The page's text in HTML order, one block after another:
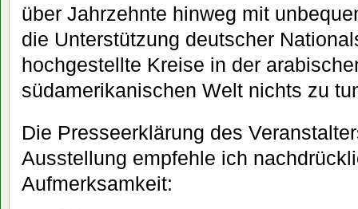
über Jahrzehnte hinweg mit
die Unterstützung deutscher
hochgestellte Kreise in der
südamerikanischen Welt nichts zu
Die Presseerklärung des
Ausstellung empfehle ich
Aufmerksamkeit: